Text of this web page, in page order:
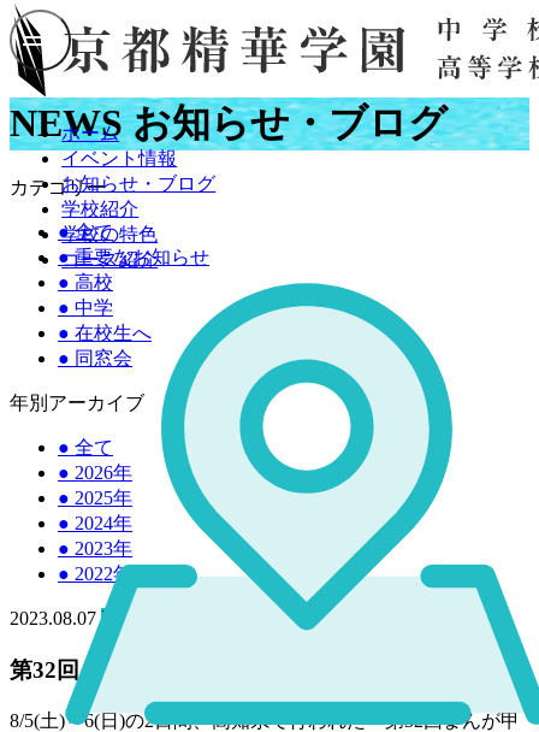
ホーム
イベント情報
お知らせ・ブログ
学校紹介
学校の特色
コース紹介
NEWS お知らせ・ブログ
カテゴリー
●全て
●重要なお知らせ
● 高校
● 中学
● 在校生へ
● 同窓会
年別アーカイブ
● 全て
● 2026年
● 2025年
● 2024年
● 2023年
● 2022年
2023.08.07 高校
第32回まんが甲子園 やなせたかし賞受賞！
8/5(土)～6(日)の2日間、高知県で行われた「第32回まんが甲